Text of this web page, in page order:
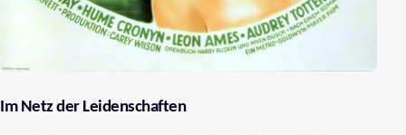
Im Netz der Leidenschaften